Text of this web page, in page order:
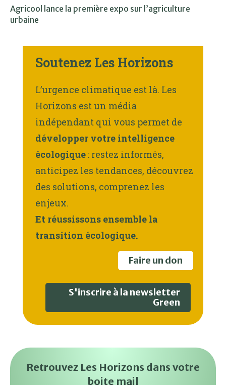
Agricool lance la première expo sur l’agriculture
urbaine
Soutenez Les Horizons
L’urgence climatique est là. Les
Horizons est un média
indépendant qui vous permet de
développer votre intelligence
écologique : restez informés,
anticipez les tendances, découvrez
des solutions, comprenez les
enjeux.
Et réussissons ensemble la
transition écologique.
Faire un don
S'inscrire à la newsletter
Green
Retrouvez Les Horizons dans votre
boite mail